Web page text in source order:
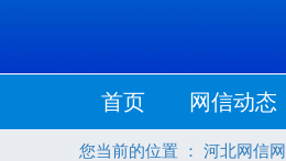
首页 网信动态
您当前的位置 ： 河北网信网